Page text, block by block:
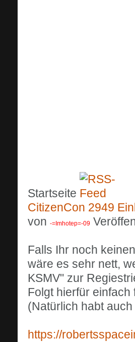
Startseite
CitizenCon 2949
von -=Imhotep=-09
Falls Ihr noch
wäre es sehr nett,
KSMV" zur
Folgt hierfür
(Natürlich habt
https://